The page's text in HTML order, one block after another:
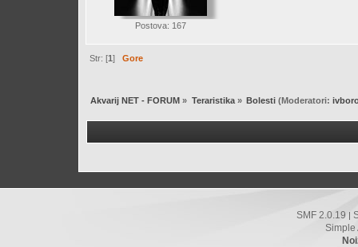
Postova: 167
Str: [1]Gore
Akvarij NET - FORUM » Teraristika» Bolesti (Moderatori:
SMF 2.0.19 |
Simple